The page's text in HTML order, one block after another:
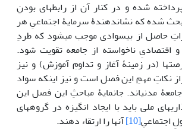
شده و در کنار آن از رابطه­ای بودنِ
پویایی­های اجتماعی بحث شده که نشان‎دهندۀ سرمایۀ اجتماعیِ هر
حاصل از بی­سوادی موجب می­شود که طردِ
اقتصادیِ ناخواسته از جامعه تقویت شود.
(در زمینۀ آغاز و تداومِ آموزش) و نیز
نکاتِ مهمِ این فصل است و نیز این­که سواد
مدنی­اند. جان­مایۀ مباحثِ این فصل این
است که سیاست­گذاری‎های ملی باید با ایجاد انگیزه در گروه­های
اجتماعیِ[10]
آن­ها را ارتقاء دهند.